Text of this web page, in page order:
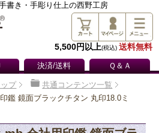
書き・手彫り仕上の西野工房
5,500円以上(税込) 送料無料
決済/送料 Ｑ＆Ａ
プ
共通コンテンツ一覧
鑑 鏡面ブラックチタン 丸印18.0ミ